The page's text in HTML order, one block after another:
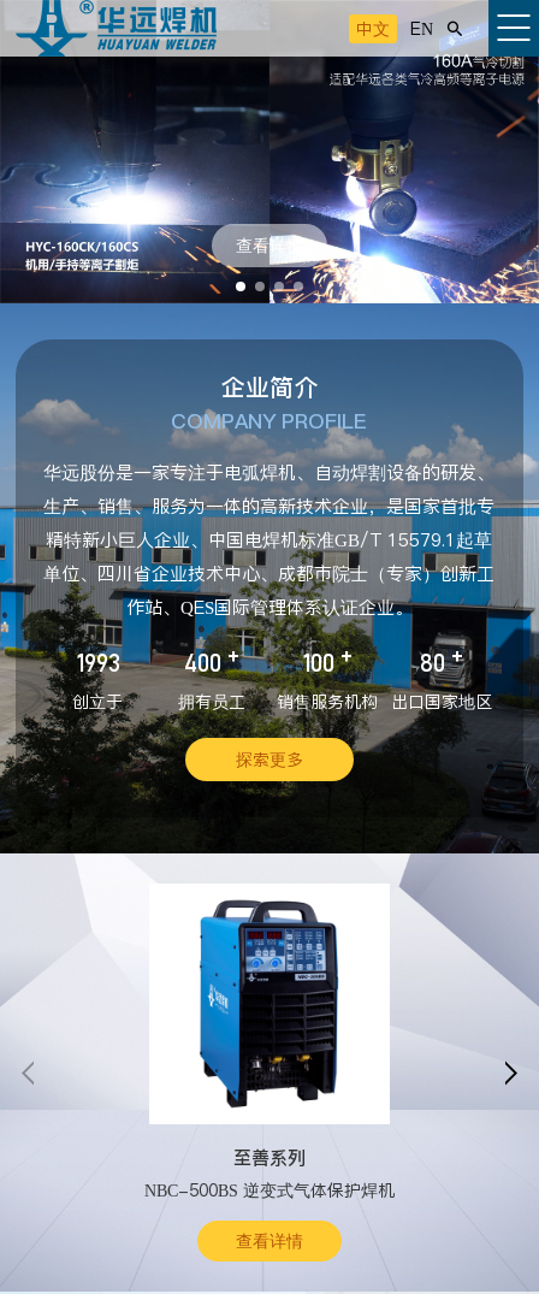
中文 EN 
查看详情
企业简介
COMPANY PROFILE
华远股份是一家专注于电弧焊机、自动焊割设备的研发、
生产、销售、服务为一体的高新技术企业，是国家首批专
精特新小巨人企业、中国电焊机标准GB/T 15579.1起草
单位、四川省企业技术中心、成都市院士（专家）创新工
作站、QES国际管理体系认证企业。
1993
创立于
400 +
拥有员工
100 +
销售服务机构
80 +
出口国家地区
探索更多
至善系列
NBC-500BS 逆变式气体保护焊机
查看详情
 